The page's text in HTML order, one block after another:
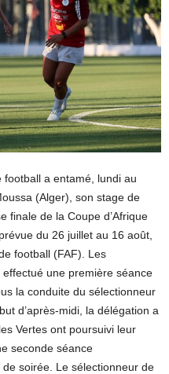
a entamé, lundi au
(Alger), son stage de
finale de la Coupe d’Afrique
du 26 juillet au 16 août,
football (FAF). Les
une première séance
la conduite du sélectionneur
d’après-midi, la délégation a
Vertes ont poursuivi leur
seconde séance
soirée. Le sélectionneur de